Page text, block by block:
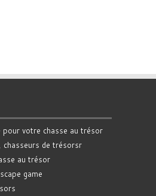
votre chasse au trésor
chasseurs de trésorsr
au trésor
game